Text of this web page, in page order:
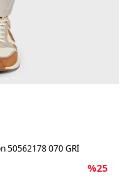
50562178 070 GRİ
%25